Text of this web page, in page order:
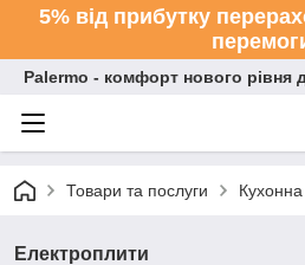
5% від прибутку
Palermo - комфорт нового рівня
Товари та послуги Кухонна
Електроплити